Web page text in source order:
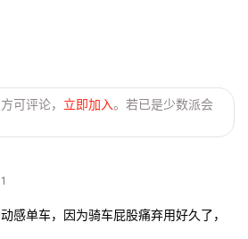
可评论， 立即加入。若已是少数派会
感单车，因为骑车屁股痛弃用好久了，